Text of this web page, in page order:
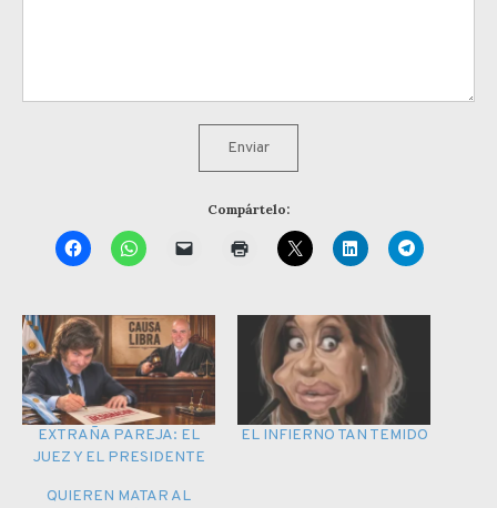
Enviar
Compártelo:
EXTRAÑA PAREJA: EL
JUEZ Y EL PRESIDENTE
EL INFIERNO TAN TEMIDO
QUIEREN MATAR AL